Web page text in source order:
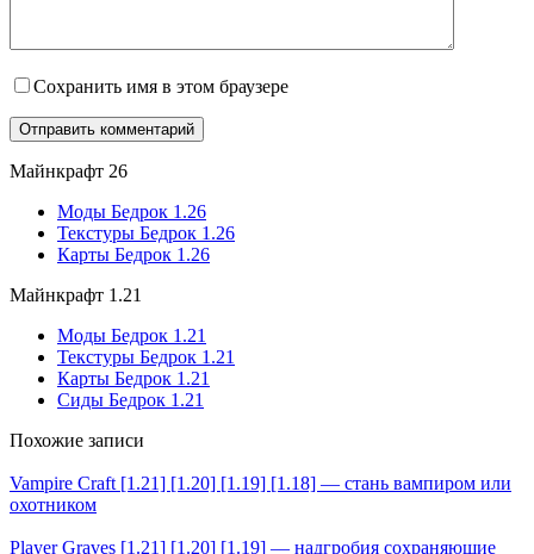
Сохранить имя в этом браузере
Майнкрафт 26
Моды Бедрок 1.26
Текстуры Бедрок 1.26
Карты Бедрок 1.26
Майнкрафт 1.21
Моды Бедрок 1.21
Текстуры Бедрок 1.21
Карты Бедрок 1.21
Сиды Бедрок 1.21
Похожие записи
Vampire Craft [1.21] [1.20] [1.19] [1.18] — стань вампиром или
охотником
Player Graves [1.21] [1.20] [1.19] — надгробия сохраняющие